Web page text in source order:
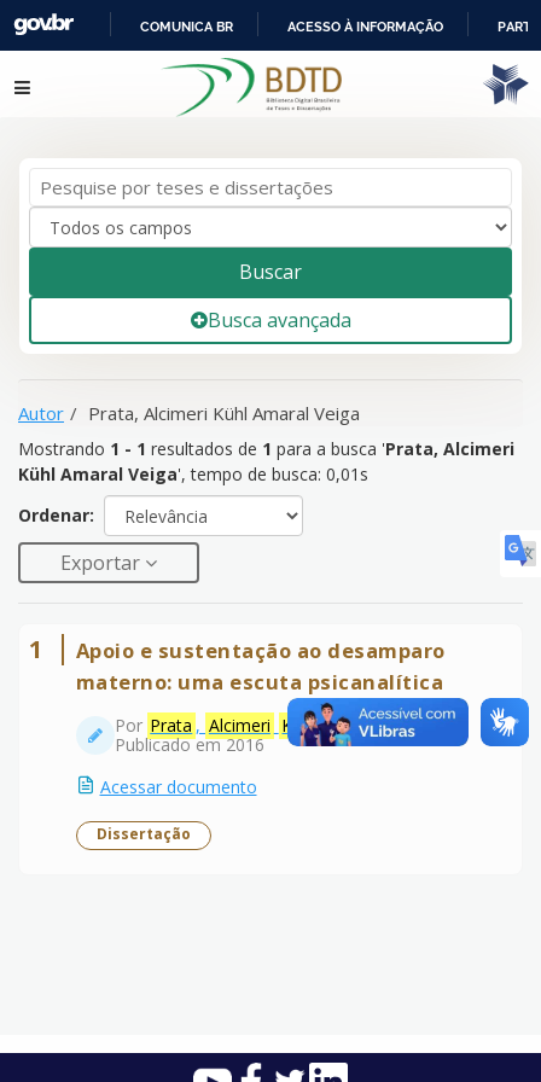
IR
PARA
COMUNICA BR ACESSO À INFORMAÇÃO
resultados de 1para a busca '
Prata, Alcimeri
Kühl Amaral Veiga
Pular para o conteúdo
Buscar
Busca avançada
Autor Prata, Alcimeri Kühl Amaral Veiga
Mostrando 1 - 1 resultados de 1 para a busca 'Prata, Alcimeri
Kühl Amaral Veiga', tempo de busca: 0,01s
Ordenar:
Exportar
1
Apoio e sustentação ao desamparo
materno: uma escuta psicanalítica
Por Prata , Alcimeri Kühl Amaral Veiga
Publicado em 2016
Acessar documento
Dissertação